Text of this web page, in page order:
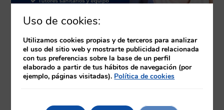
Uso de cookies:
Utilizamos cookies propias y de terceros para analizar
el uso del sitio web y mostrarte publicidad relacionada
con tus preferencias sobre la base de un perfil
elaborado a partir de tus hábitos de navegación (por
ejemplo, páginas visitadas). Política de cookies